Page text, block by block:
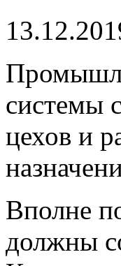
системы
цехов и
Вполне
должны